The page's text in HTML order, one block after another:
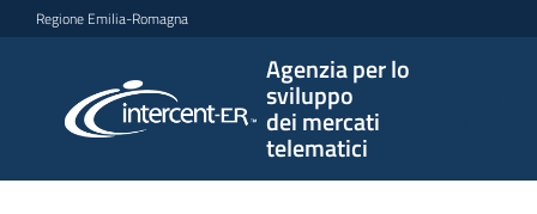
Vai al contenuto
Vai alla navigazione
Vai al footer
Regione Emilia-Romagna
Agenzia per lo
sviluppo
dei mercati
telematici
per lo
sviluppo